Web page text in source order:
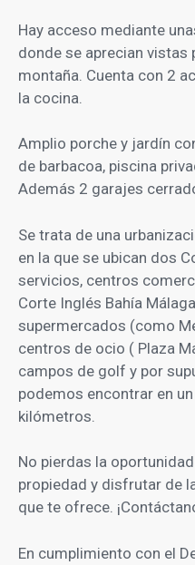
Hay acceso mediante
donde se aprecian vistas
montaña. Cuenta con 2
la cocina.
Amplio porche y jardín
de barbacoa, piscina
Además 2 garajes
Se trata de una
en la que se ubican dos
servicios, centros
Corte Inglés Bahía
supermercados (como
centros de ocio ( Plaza
campos de golf y por
podemos encontrar en
kilómetros.
No pierdas la
propiedad y disfrutar de
que te ofrece.
En cumplimiento con el